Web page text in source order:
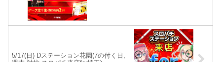
5/17(日) Dステーション花園(7の付く日,